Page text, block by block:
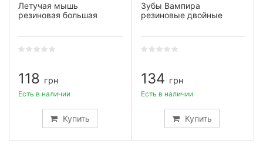
Летучая мышь
резиновая большая
118 грн
Купить
Есть в наличии
Зубы Вампира
резиновые двойные
134 грн
Купить
Есть в наличии